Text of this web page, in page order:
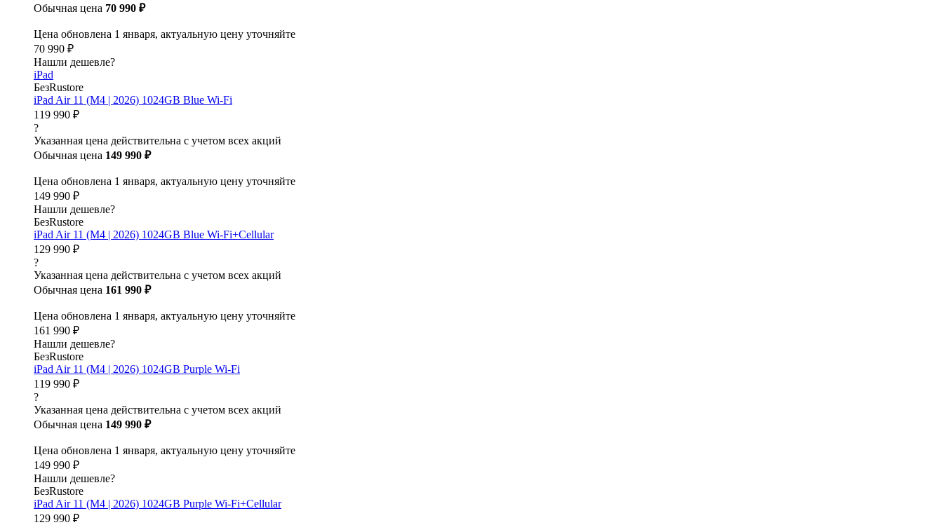
Обычная цена 70 990 ₽
Цена обновлена 1 января, актуальную цену уточняйте
70 990 ₽
Нашли дешевле?
iPad
БезRustore
iPad Air 11 (M4 | 2026) 1024GB Blue Wi-Fi
119 990 ₽
?
Указанная цена действительна с учетом всех акций
Обычная цена 149 990 ₽
Цена обновлена 1 января, актуальную цену уточняйте
149 990 ₽
Нашли дешевле?
БезRustore
iPad Air 11 (M4 | 2026) 1024GB Blue Wi-Fi+Cellular
129 990 ₽
?
Указанная цена действительна с учетом всех акций
Обычная цена 161 990 ₽
Цена обновлена 1 января, актуальную цену уточняйте
161 990 ₽
Нашли дешевле?
БезRustore
iPad Air 11 (M4 | 2026) 1024GB Purple Wi-Fi
119 990 ₽
?
Указанная цена действительна с учетом всех акций
Обычная цена 149 990 ₽
Цена обновлена 1 января, актуальную цену уточняйте
149 990 ₽
Нашли дешевле?
БезRustore
iPad Air 11 (M4 | 2026) 1024GB Purple Wi-Fi+Cellular
129 990 ₽